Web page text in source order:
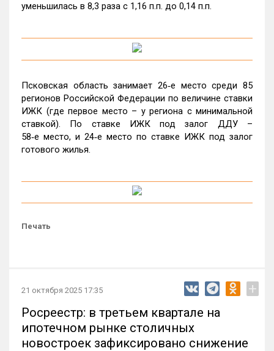
уменьшилась в 8,3 раза с 1,16 п.п. до 0,14 п.п.
Псковская область занимает 26‑е место среди 85
регионов Российской Федерации по величине ставки
ИЖК (где первое место – у региона с минимальной
ставкой). По ставке ИЖК под залог ДДУ –
58‑е место, и 24‑е место по ставке ИЖК под залог
готового жилья.
Печать
21 октября 2025 17:35 +
Росреестр: в третьем квартале на
ипотечном рынке столичных
новостроек зафиксировано снижение